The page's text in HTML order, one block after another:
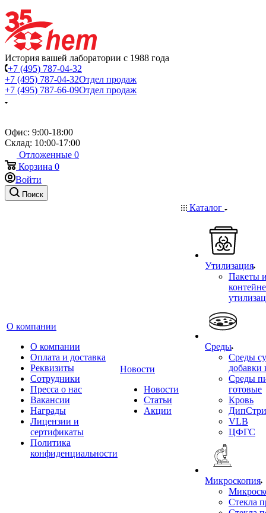
История вашей лаборатории с 1988 года
+7 (495) 787-04-32
+7 (495) 787-04-32Отдел продаж
+7 (495) 787-66-09Отдел продаж
Офис: 9:00-18:00
Склад: 10:00-17:00
Отложенные 0
Корзина 0
Войти
Поиск
О компании
О компании
Оплата и доставка
Реквизиты
Сотрудники
Пресса о нас
Вакансии
Награды
Лицензии и
сертификаты
Политика
конфиденциальности
Новости
Новости
Статьи
Акции
Каталог
Утилизация
Пакеты
Среды
Среды
добавки
Среды
готовые
Кровь
VLB
ЦФГС
Микроскопия
Стекла